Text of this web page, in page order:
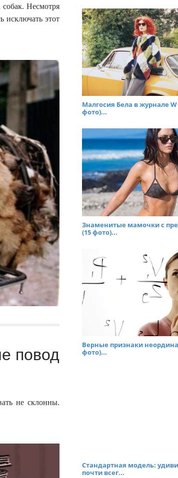
Несмотря
исключать этот
повод
не склонны.
Малгосия Бела в журнале W
фото)...
Знаменитые мамочки с
(15 фото)...
Верные признаки
фото)...
Стандартная модель:
почти всег...